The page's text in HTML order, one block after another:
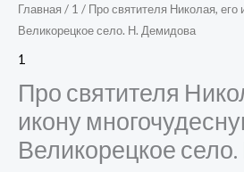
Главная / 1 / Про святителя Николая, его
Великорецкое село. Н. Демидова
1
Про святителя
икону
Великорецкое